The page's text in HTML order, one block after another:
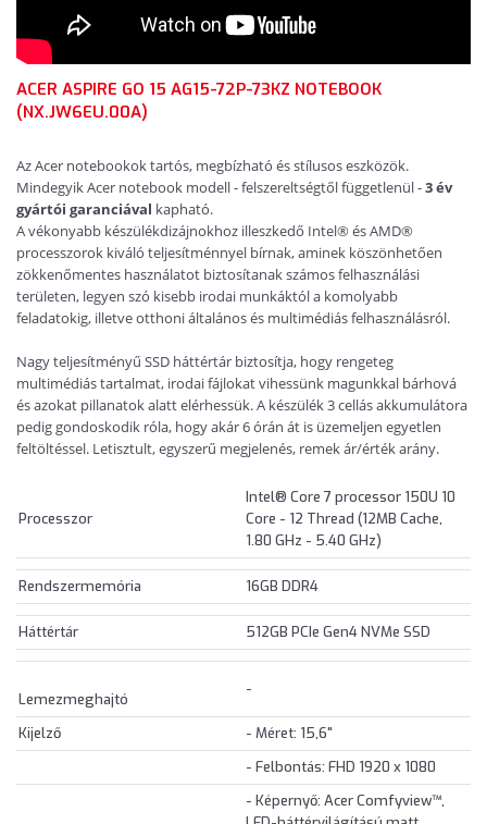
ACER ASPIRE GO 15 AG15-72P-73KZ NOTEBOOK
(NX.JW6EU.00A)
Az Acer notebookok tartós, megbízható és stílusos eszközök.
Mindegyik Acer notebook modell - felszereltségtől függetlenül -3 év
gyártói garanciával kapható.
A vékonyabb készülékdizájnokhoz illeszkedő Intel® és AMD®
processzorok kiváló teljesítménnyel bírnak, aminek köszönhetően
zökkenőmentes használatot biztosítanak számos felhasználási
területen, legyen szó kisebb irodai munkáktól a komolyabb
feladatokig, illetve otthoni általános és multimédiás felhasználásról.
Nagy teljesítményű SSD háttértár biztosítja, hogy rengeteg
multimédiás tartalmat, irodai fájlokat vihessünk magunkkal bárhová
és azokat pillanatok alatt elérhessük. A készülék 3 cellás akkumulátora
pedig gondoskodik róla, hogy akár 6 órán át is üzemeljen egyetlen
feltöltéssel. Letisztult, egyszerű megjelenés, remek ár/érték arány.
Processzor
Intel® Core 7 processor 150U 10
Core - 12 Thread (12MB Cache,
1.80 GHz - 5.40 GHz)
Rendszermemória 16GB DDR4
Háttértár 512GB PCIe Gen4 NVMe SSD
Lemezmeghajtó
-
Kijelző
- Méret: 15,6"
- Felbontás: FHD 1920 x 1080
- Képernyő: Acer Comfyview™,